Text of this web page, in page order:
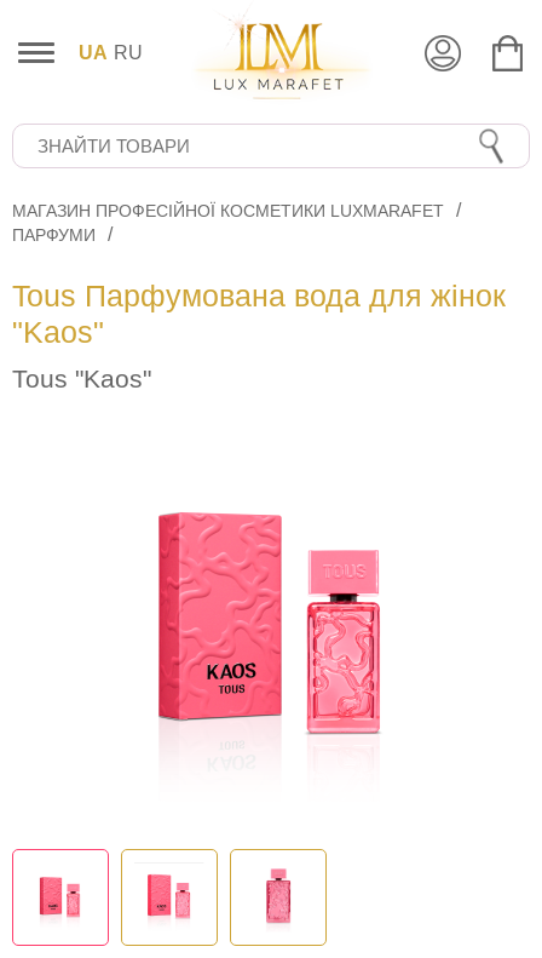
UA RU
МАГАЗИН ПРОФЕСІЙНОЇ КОСМЕТИКИ LUXMARAFET
ПАРФУМИ
Tous Парфумована вода для жінок
"Kaos"
Tous "Kaos"